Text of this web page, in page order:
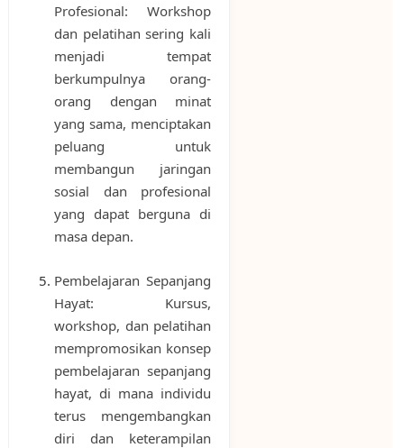
Profesional: Workshop
dan pelatihan sering kali
menjadi tempat
berkumpulnya orang-
orang dengan minat
yang sama, menciptakan
peluang untuk
membangun jaringan
sosial dan profesional
yang dapat berguna di
masa depan.
Pembelajaran Sepanjang
Hayat: Kursus,
workshop, dan pelatihan
mempromosikan konsep
pembelajaran sepanjang
hayat, di mana individu
terus mengembangkan
diri dan keterampilan